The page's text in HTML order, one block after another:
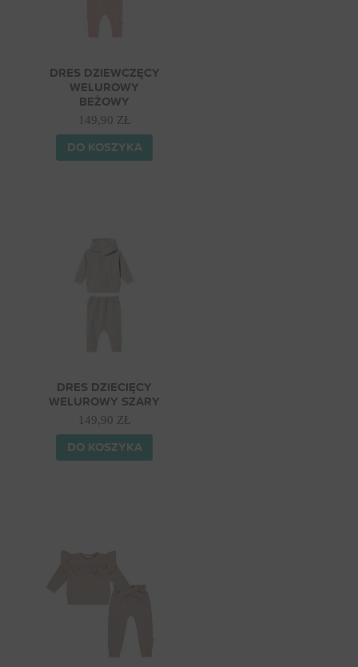
DRES DZIEWCZĘCY
WELUROWY
BEŻOWY
149,90 ZŁ
DO KOSZYKA
DRES DZIECIĘCY
WELUROWY SZARY
149,90 ZŁ
DO KOSZYKA